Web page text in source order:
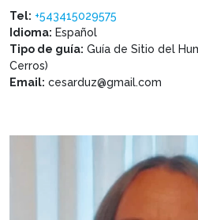
Tel: +543415029575
Idioma: Español
Tipo de guía: Guía de Sitio del
Cerros)
Email: cesarduz@gmail.com